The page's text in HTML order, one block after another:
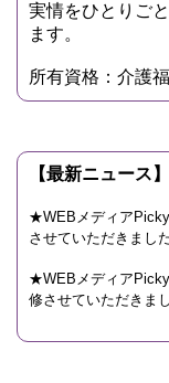
実情をひとりご
ます。
所有資格：介護
【最新ニュース】
★WEBメディア
させていただきまし
★WEBメディア
修させていただきま